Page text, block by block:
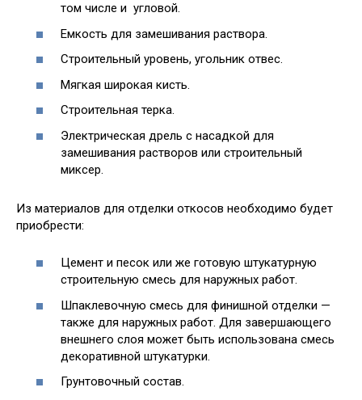
том числе и угловой.
Емкость для замешивания раствора.
Строительный уровень, угольник отвес.
Мягкая широкая кисть.
Строительная терка.
Электрическая дрель с насадкой для
замешивания растворов или строительный
миксер.
Из материалов для отделки откосов необходимо будет
приобрести:
Цемент и песок или же готовую штукатурную
строительную смесь для наружных работ.
Шпаклевочную смесь для финишной отделки —
также для наружных работ. Для завершающего
внешнего слоя может быть использована смесь
декоративной штукатурки.
Грунтовочный состав.